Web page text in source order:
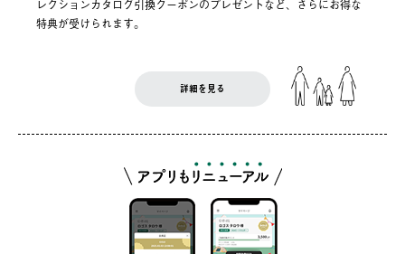
レクションカタログ引換クーポンのプレゼントなど、さらにお得な
特典が受けられます。
詳細を見る